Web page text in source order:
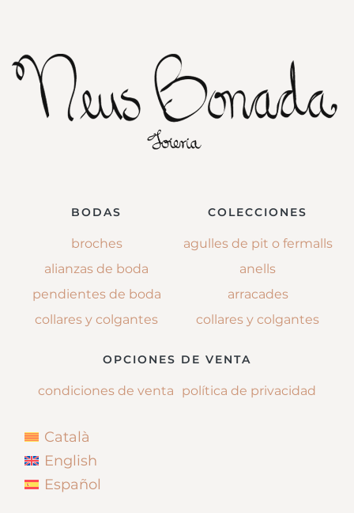
BODAS
broches
alianzas de boda
pendientes de boda
collares y colgantes
COLECCIONES
agulles de pit o fermalls
anells
arracades
collares y colgantes
OPCIONES DE VENTA
condiciones de venta política de privacidad
Català
English
Español